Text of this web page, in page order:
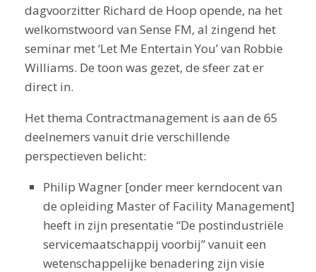
dagvoorzitter Richard de Hoop opende, na het
welkomstwoord van Sense FM, al zingend het
seminar met ‘Let Me Entertain You’ van Robbie
Williams. De toon was gezet, de sfeer zat er
direct in.
Het thema Contractmanagement is aan de 65
deelnemers vanuit drie verschillende
perspectieven belicht:
Philip Wagner [onder meer kerndocent van
de opleiding Master of Facility Management]
heeft in zijn presentatie “De postindustriële
servicemaatschappij voorbij” vanuit een
wetenschappelijke benadering zijn visie